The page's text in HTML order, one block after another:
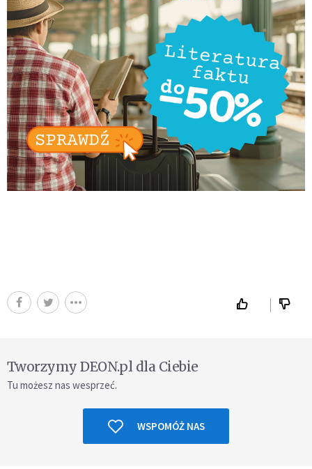
Tworzymy DEON.pl dla Ciebie
Tu możesz nas wesprzeć.
WSPOMÓŻ NAS